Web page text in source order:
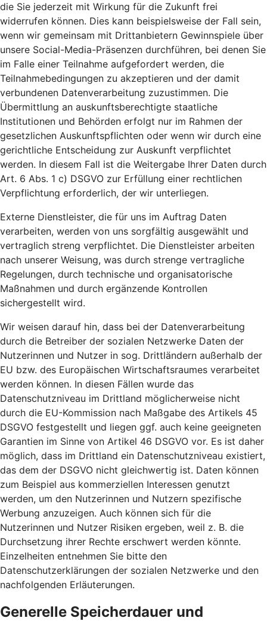
die Sie jederzeit mit Wirkung für die Zukunft frei
widerrufen können. Dies kann beispielsweise der Fall sein,
wenn wir gemeinsam mit Drittanbietern Gewinnspiele über
unsere Social-Media-Präsenzen durchführen, bei denen Sie
im Falle einer Teilnahme aufgefordert werden, die
Teilnahmebedingungen zu akzeptieren und der damit
verbundenen Datenverarbeitung zuzustimmen. Die
Übermittlung an auskunftsberechtigte staatliche
Institutionen und Behörden erfolgt nur im Rahmen der
gesetzlichen Auskunftspflichten oder wenn wir durch eine
gerichtliche Entscheidung zur Auskunft verpflichtet
werden. In diesem Fall ist die Weitergabe Ihrer Daten durch
Art. 6 Abs. 1 c) DSGVO zur Erfüllung einer rechtlichen
Verpflichtung erforderlich, der wir unterliegen.
Externe Dienstleister, die für uns im Auftrag Daten
verarbeiten, werden von uns sorgfältig ausgewählt und
vertraglich streng verpflichtet. Die Dienstleister arbeiten
nach unserer Weisung, was durch strenge vertragliche
Regelungen, durch technische und organisatorische
Maßnahmen und durch ergänzende Kontrollen
sichergestellt wird.
Wir weisen darauf hin, dass bei der Datenverarbeitung
durch die Betreiber der sozialen Netzwerke Daten der
Nutzerinnen und Nutzer in sog. Drittländern außerhalb der
EU bzw. des Europäischen Wirtschaftsraumes verarbeitet
werden können. In diesen Fällen wurde das
Datenschutzniveau im Drittland möglicherweise nicht
durch die EU-Kommission nach Maßgabe des Artikels 45
DSGVO festgestellt und liegen ggf. auch keine geeigneten
Garantien im Sinne von Artikel 46 DSGVO vor. Es ist daher
möglich, dass im Drittland ein Datenschutzniveau existiert,
das dem der DSGVO nicht gleichwertig ist. Daten können
zum Beispiel aus kommerziellen Interessen genutzt
werden, um den Nutzerinnen und Nutzern spezifische
Werbung anzuzeigen. Auch können sich für die
Nutzerinnen und Nutzer Risiken ergeben, weil z. B. die
Durchsetzung ihrer Rechte erschwert werden könnte.
Einzelheiten entnehmen Sie bitte den
Datenschutzerklärungen der sozialen Netzwerke und den
nachfolgenden Erläuterungen.
Generelle Speicherdauer und